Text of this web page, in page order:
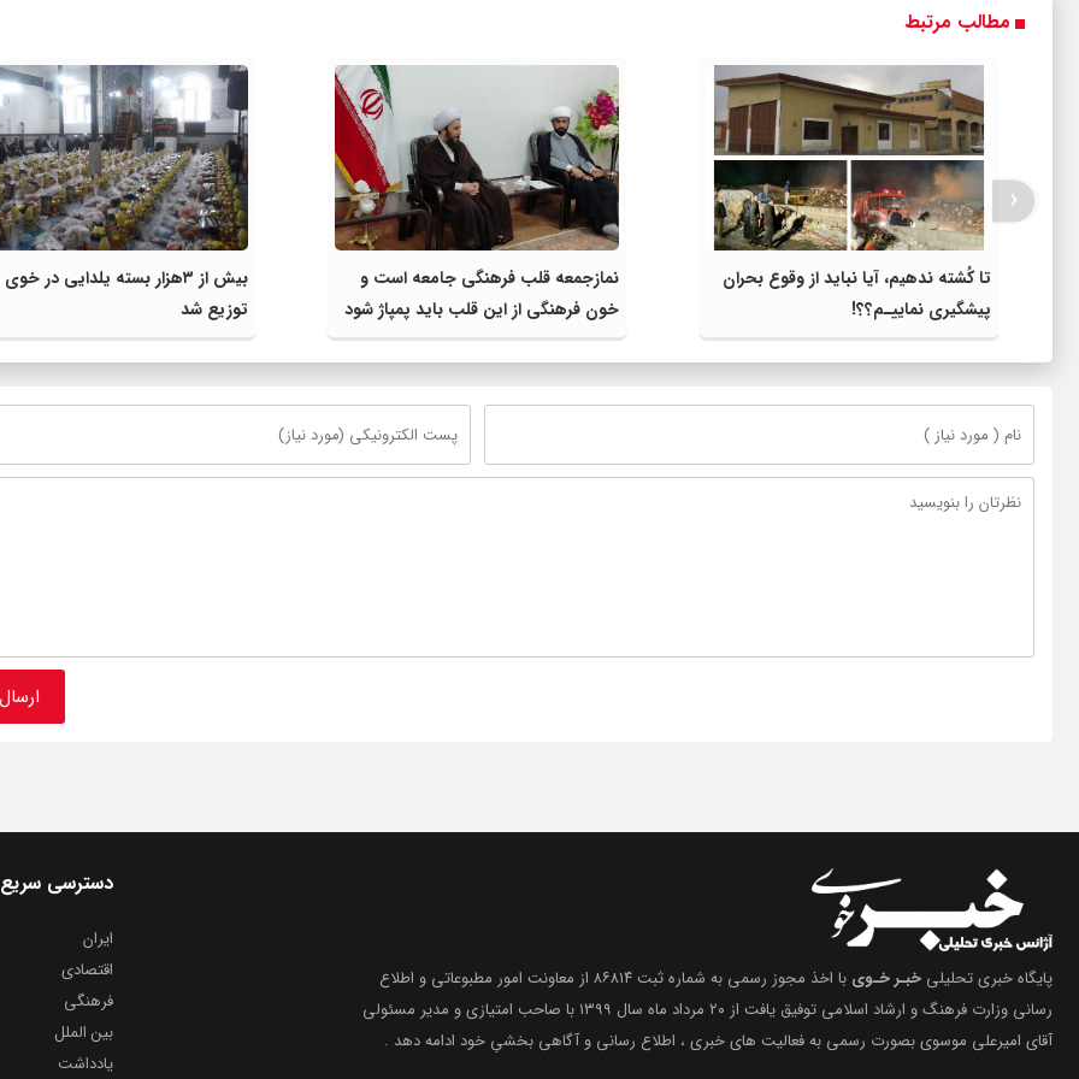
مطالب مرتبط
تا کُشته ندهیم، آیا نباید از وقوع بحران‌
پیشگیری نماییـم؟؟!
نمازجمعه قلب فرهنگی جامعه است و
خون فرهنگی از این قلب باید پمپاژ شود
بیش از ۳هزار بسته یلدایی در خوی
توزیع شد
‹
پایگاه خبری تحلیلی خبـر خـوی
با اخذ مجوز رسمی به شماره ثبت ۸۶۸۱۴ از معاونت امور مطبوعاتی و اطلاع
رسانی وزارت فرهنگ و ارشاد اسلامی توفیق یافت از ۲۰ مرداد ماه سال ۱۳۹۹ با صاحب امتیازی و مدیر مسئولی
آقای امیرعلی موسوی بصورت رسمی به فعالیت های خبری ، اطلاع رسانی و آگاهی بخشیِ خود ادامه دهد .
دسترسی سریع
ایران
اقتصادی
فرهنگی
بین الملل
یادداشت